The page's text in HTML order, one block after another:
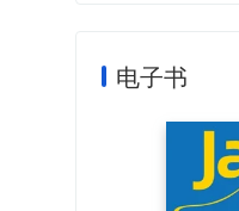
电子书